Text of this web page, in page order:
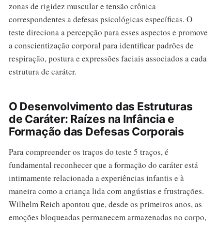
zonas de rigidez muscular e tensão crônica
correspondentes a defesas psicológicas específicas. O
teste direciona a percepção para esses aspectos e promove
a conscientização corporal para identificar padrões de
respiração, postura e expressões faciais associados a cada
estrutura de caráter.
O Desenvolvimento das Estruturas
de Caráter: Raízes na Infância e
Formação das Defesas Corporais
Para compreender os traços do teste 5 traços, é
fundamental reconhecer que a formação do caráter está
intimamente relacionada a experiências infantis e à
maneira como a criança lida com angústias e frustrações.
Wilhelm Reich apontou que, desde os primeiros anos, as
emoções bloqueadas permanecem armazenadas no corpo,